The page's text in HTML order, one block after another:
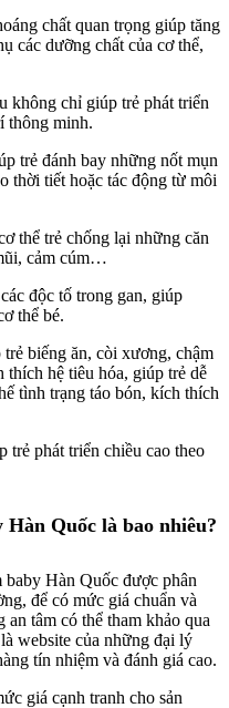
chất quan trọng giúp tăng
các dưỡng chất của cơ thể,
không chỉ giúp trẻ phát triển
thông minh.
trẻ đánh bay những nốt mụn
thời tiết hoặc tác động từ môi
thể trẻ chống lại những căn
cảm cúm…
độc tố trong gan, giúp
thể bé.
biếng ăn, còi xương, chậm
hệ tiêu hóa, giúp trẻ dễ
tình trạng táo bón, kích thích
trẻ phát triển chiều cao theo
Hàn Quốc là bao nhiêu?
baby Hàn Quốc được phân
để có mức giá chuẩn và
tâm có thể tham khảo qua
website của những đại lý
tín nhiệm và đánh giá cao.
giá cạnh tranh cho sản